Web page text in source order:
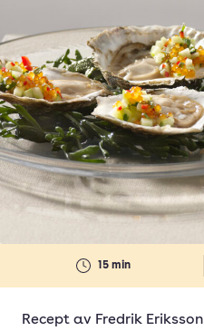
15 min
Recept av Fredrik Eriksson